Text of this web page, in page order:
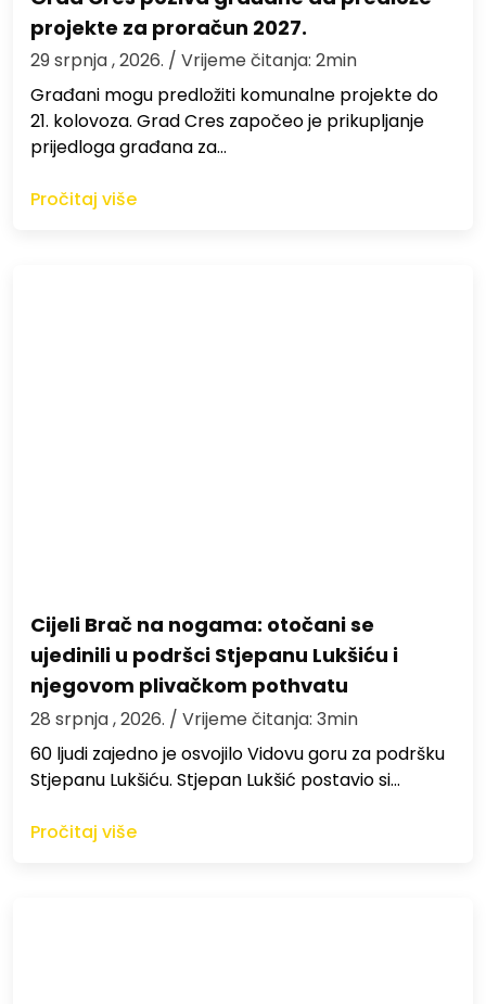
projekte za proračun 2027.
29 srpnja , 2026. / Vrijeme čitanja: 2min
Građani mogu predložiti komunalne projekte do
21. kolovoza. Grad Cres započeo je prikupljanje
prijedloga građana za…
Pročitaj više
Cijeli Brač na nogama: otočani se
ujedinili u podršci Stjepanu Lukšiću i
njegovom plivačkom pothvatu
28 srpnja , 2026. / Vrijeme čitanja: 3min
60 ljudi zajedno je osvojilo Vidovu goru za podršku
Stjepanu Lukšiću. Stjepan Lukšić postavio si…
Pročitaj više